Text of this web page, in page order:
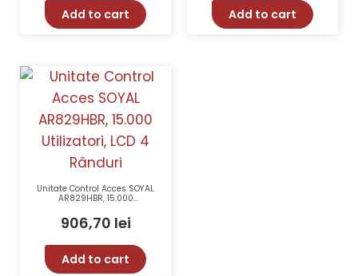
Add to cart Add to cart
Unitate Control Acces SOYAL
AR829HBR, 15.000
906,70 lei
Add to cart